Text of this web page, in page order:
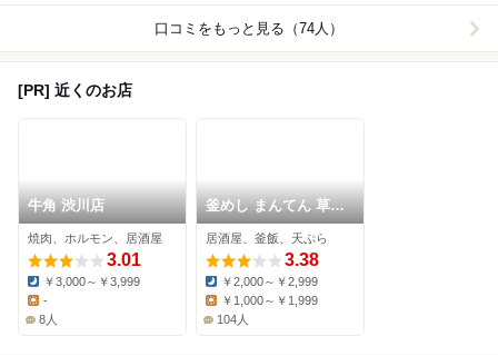
口コミをもっと見る（74人）
[PR] 近くのお店
牛角 渋川店
焼肉、ホルモン、居酒屋
3.01
Dinner:
￥3,000～￥3,999
Lunch:
-
8人
釜めし まんてん 草津
湯畑 弐番館
居酒屋、釜飯、天ぷら
3.38
Dinner:
￥2,000～￥2,999
￥1,000～￥1,999
104人